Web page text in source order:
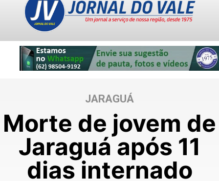
JARAGUÁ
Morte de jovem de
Jaraguá após 11
dias internado